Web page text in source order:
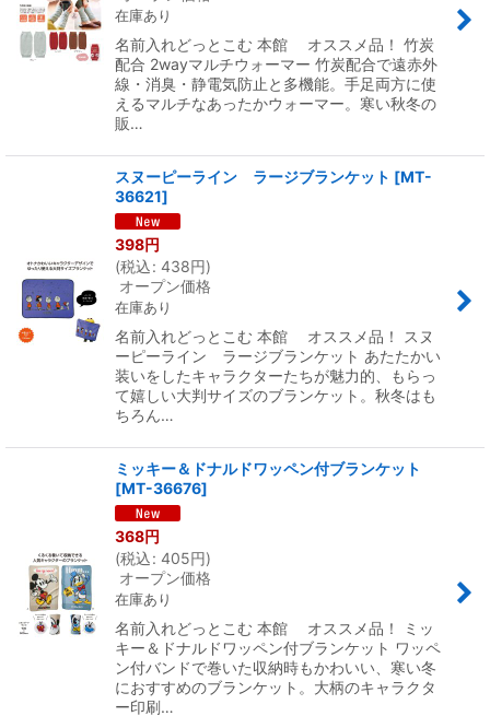
在庫あり
名前入れどっとこむ 本館 オススメ品！ 竹炭
配合 2wayマルチウォーマー 竹炭配合で遠赤外
線・消臭・静電気防止と多機能。手足両方に使
えるマルチなあったかウォーマー。寒い秋冬の
販…
スヌーピーライン ラージブランケット [MT-
36621]
398円
(税込: 438円)
オープン価格
在庫あり
名前入れどっとこむ 本館 オススメ品！ スヌ
ーピーライン ラージブランケット あたたかい
装いをしたキャラクターたちが魅力的、もらっ
て嬉しい大判サイズのブランケット。秋冬はも
ちろん…
ミッキー＆ドナルドワッペン付ブランケット
[MT-36676]
368円
(税込: 405円)
オープン価格
在庫あり
名前入れどっとこむ 本館 オススメ品！ ミッ
キー＆ドナルドワッペン付ブランケット ワッペ
ン付バンドで巻いた収納時もかわいい、寒い冬
におすすめのブランケット。大柄のキャラクタ
ー印刷…